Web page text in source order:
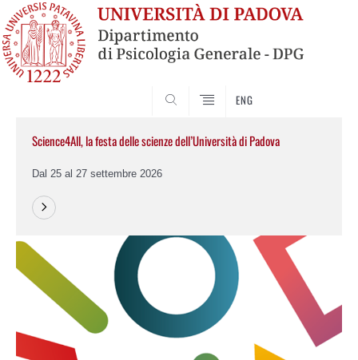
ENG
Science4All, la festa delle scienze dell’Università di Padova
Dal 25 al 27 settembre 2026